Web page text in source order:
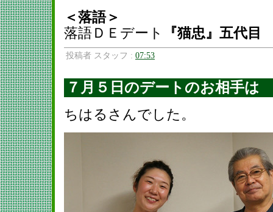
＜落語＞
落語ＤＥデート
『猫忠』五代
投稿者 スタッフ : 07:53
７月５日のデートのお相手は
ちはるさんでした。